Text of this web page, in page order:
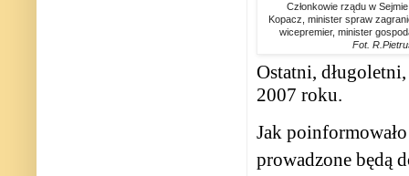
Członkowie rządu w
Kopacz, minister spraw
wicepremier, minister
Fot.
Ostatni,
2007 roku.
Jak
prowadzone będą